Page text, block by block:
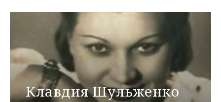
Клавдия Шульженко